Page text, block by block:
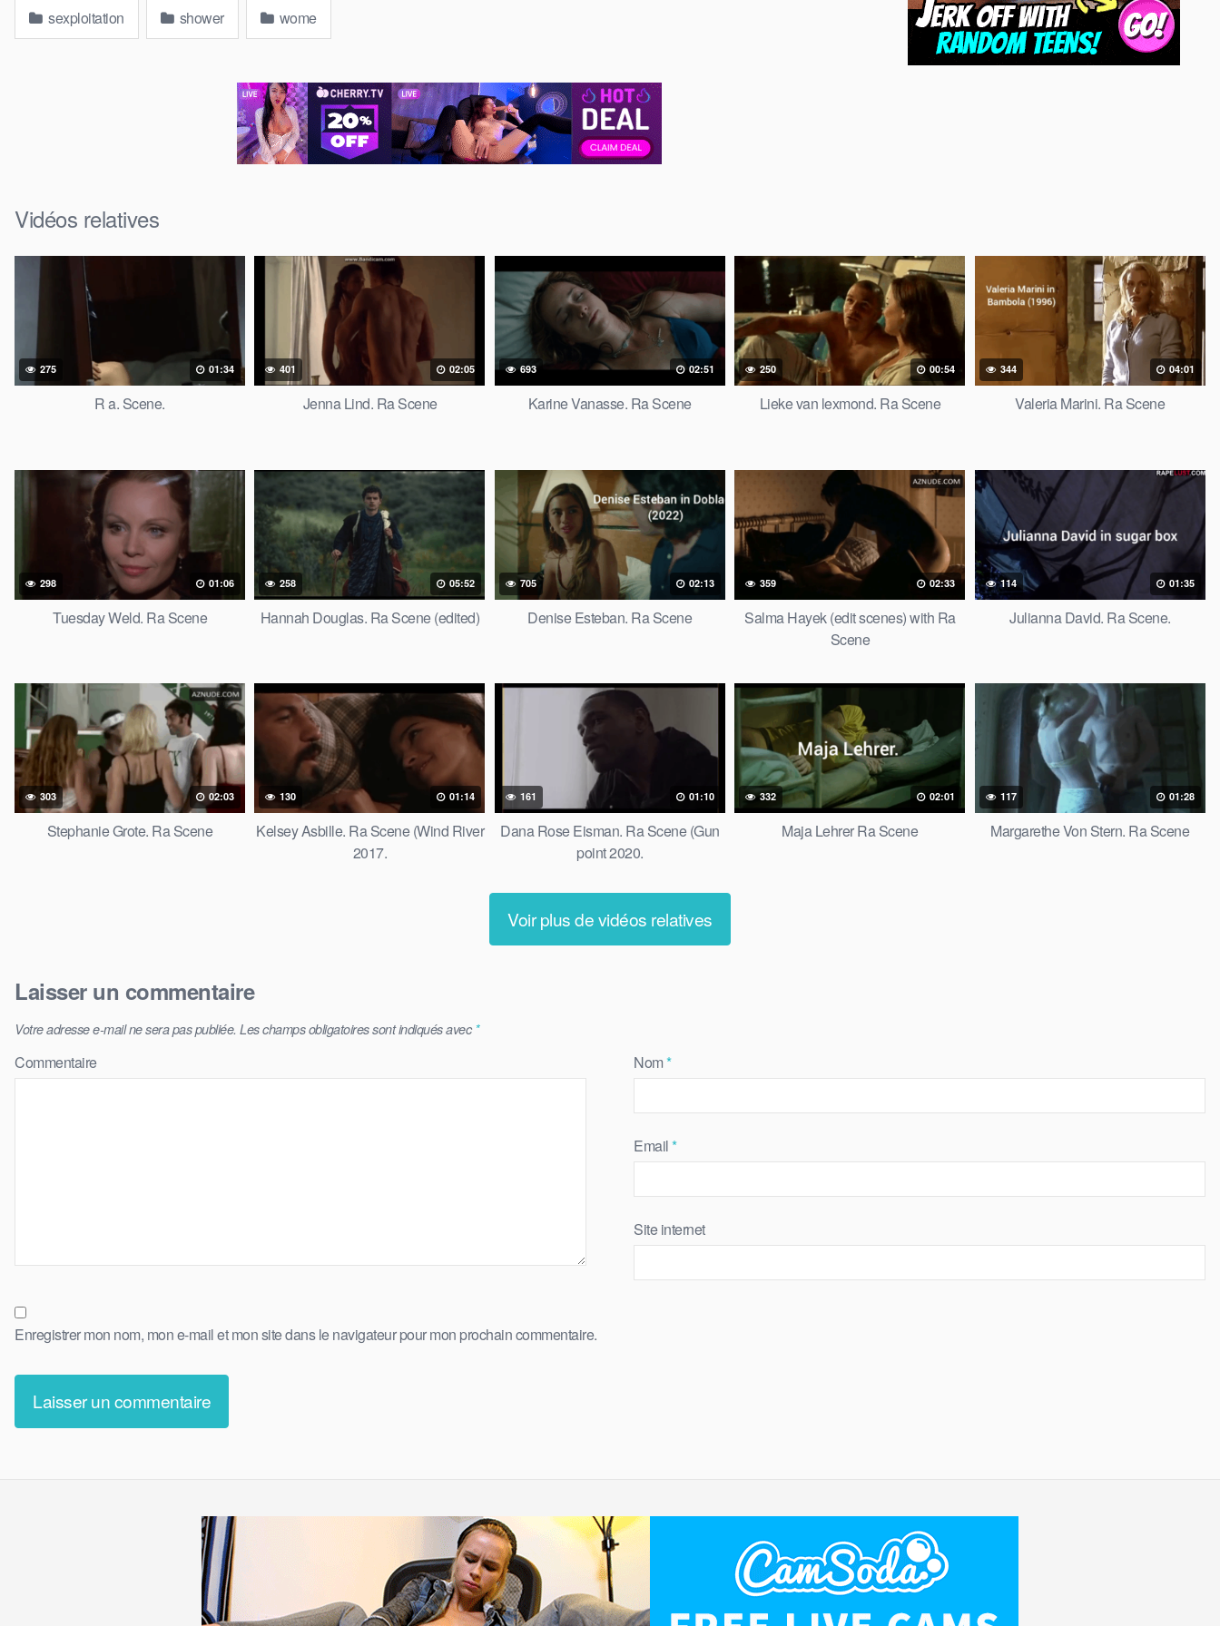
sexploitation shower wome
Vidéos relatives
275 01:34
R a. Scene.
401 02:05
Jenna Lind. Ra Scene
693 02:51
Karine Vanasse. Ra Scene
250 00:54
Lieke van lexmond. Ra Scene
344 04:01
Valeria Marini. Ra Scene
298 01:06
Tuesday Weld. Ra Scene
258 05:52
Hannah Douglas. Ra Scene (edited)
705 02:13
Denise Esteban. Ra Scene
359 02:33
Salma Hayek (edit scenes) with Ra
Scene
114 01:35
Julianna David. Ra Scene.
303 02:03
Stephanie Grote. Ra Scene
130 01:14
Kelsey Asbille. Ra Scene (Wind River
2017.
161 01:10
Dana Rose Eisman. Ra Scene (Gun
point 2020.
332 02:01
Maja Lehrer Ra Scene
117 01:28
Margarethe Von Stern. Ra Scene
Voir plus de vidéos relatives
Laisser un commentaire
Votre adresse e-mail ne sera pas publiée. Les champs obligatoires sont indiqués avec *
Commentaire Nom*
Email*
Site internet
Enregistrer mon nom, mon e-mail et mon site dans le navigateur pour mon prochain commentaire.